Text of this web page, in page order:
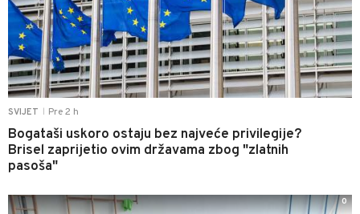
SVIJET Pre 2 h
Bogataši uskoro ostaju bez najveće privilegije?
Brisel zaprijetio ovim državama zbog "zlatnih
pasoša"
0